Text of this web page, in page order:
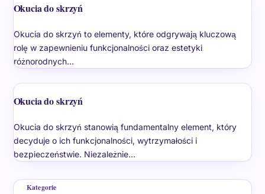
Okucia do skrzyń
Okucia do skrzyń to elementy, które odgrywają kluczową
rolę w zapewnieniu funkcjonalności oraz estetyki
różnorodnych…
Okucia do skrzyń
Okucia do skrzyń stanowią fundamentalny element, który
decyduje o ich funkcjonalności, wytrzymałości i
bezpieczeństwie. Niezależnie…
Kategorie